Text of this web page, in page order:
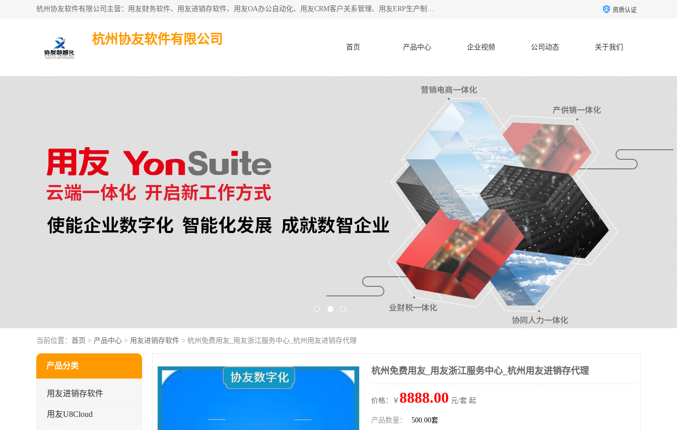
杭州协友软件有限公司主营：用友财务软件、用友进销存软件、用友OA办公自动化、用友CRM客户关系管理、用友ERP生产制造管理等;是一家用友管理软件咨询服务商。自创立至今，一直致力于为客户提供顾问式ERP管理解决方案务，为企业提供了财务管理、供应链和物流管理、生产制造管理、管理、知识与协同管理、客户关系管理等信息化建设领域的应用。 资质认证
杭州协友软件有限公司
首页 产品中心 企业视频 公司动态 关于我们
当前位置： 首页 > 产品中心 > 用友进销存软件 > 杭州免费用友_用友浙江服务中心_杭州用友进销存代理
产品分类
用友进销存软件
用友U8Cloud
杭州免费用友_用友浙江服务中心_杭州用友进销存代理
价格：￥ 8888.00 元/套 起
产品数量： 500.00套